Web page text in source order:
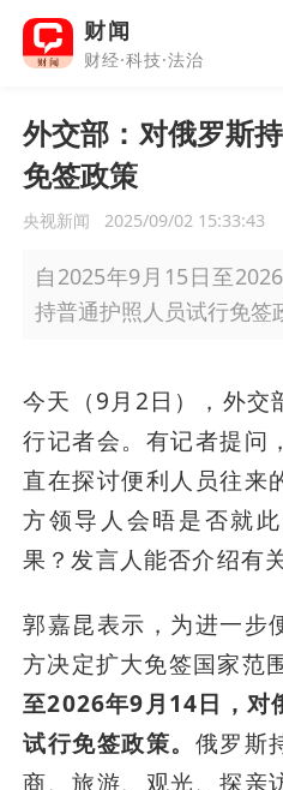
财闻
财经·科技·法治
外交部：对俄罗斯
免签政策
央视新闻 2025/09/02 15:33:43
自2025年9月15日至
持普通护照人员试行免签
今天（9月2日），外交
行记者会。有记者提问
直在探讨便利人员往来
方领导人会晤是否就
果？发言人能否介绍有
郭嘉昆表示，为进一步
方决定扩大免签国家范
至2026年9月14日，对
试行免签政策。 俄罗斯
商、旅游、观光、探亲